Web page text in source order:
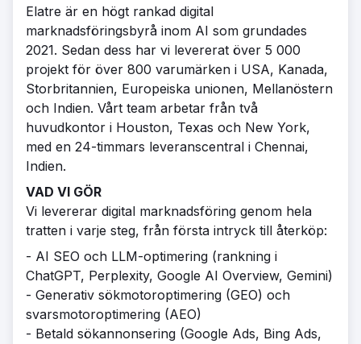
Elatre är en högt rankad digital
marknadsföringsbyrå inom AI som grundades
2021. Sedan dess har vi levererat över 5 000
projekt för över 800 varumärken i USA, Kanada,
Storbritannien, Europeiska unionen, Mellanöstern
och Indien. Vårt team arbetar från två
huvudkontor i Houston, Texas och New York,
med en 24-timmars leveranscentral i Chennai,
Indien.
VAD VI GÖR
Vi levererar digital marknadsföring genom hela
tratten i varje steg, från första intryck till återköp:
- AI SEO och LLM-optimering (rankning i
ChatGPT, Perplexity, Google AI Overview, Gemini)
- Generativ sökmotoroptimering (GEO) och
svarsmotoroptimering (AEO)
- Betald sökannonsering (Google Ads, Bing Ads,